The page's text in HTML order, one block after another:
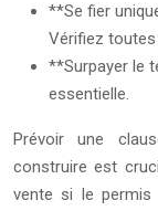
**Se fier
Vérifiez
**Surpayer le
essentielle.
Prévoir une
construire est
vente si le permis